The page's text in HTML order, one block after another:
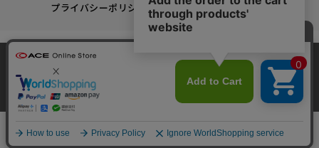
プライバシーポリシー 利用規約 採用情報
かばんの総合メーカー、エース公式サイト
スーツケースビジネスバッグ直営店ならではの豊富なラインナップでご紹介！
充実のアフターサービス・豊富な品揃え・安心のメーカー直営ストア
Copyright © ACE Co., Ltd. All rights reserved.
￥31,900
03：ネイビー
カートに入れる
当サイトでは、サイトの利便性向上のため、クッ
キー(Cookie)を使用しています。クッキーについ
て詳細はこちら
承諾する